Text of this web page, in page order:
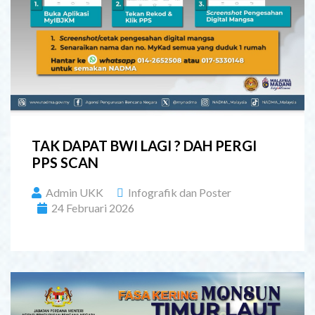
TAK DAPAT BWI LAGI ? DAH PERGI
PPS SCAN
Admin UKK
Infografik dan Poster
24 Februari 2026